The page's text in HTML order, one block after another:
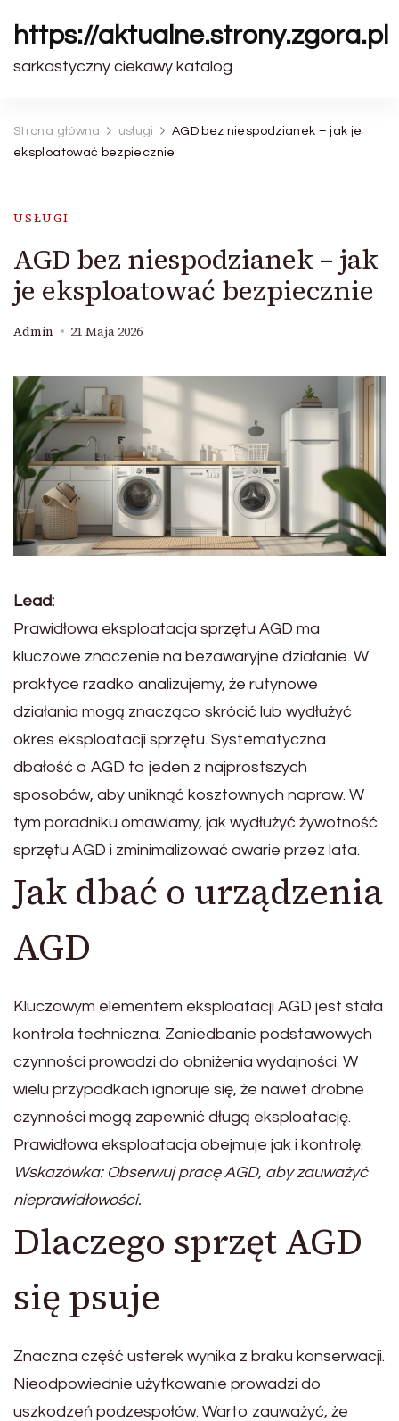
https://aktualne.strony.zgora.pl
sarkastyczny ciekawy katalog
Strona główna usługi
AGD bez niespodzianek – jak je
eksploatować bezpiecznie
USŁUGI
AGD bez niespodzianek – jak
je eksploatować bezpiecznie
Admin 21 Maja 2026
Lead:
Prawidłowa eksploatacja sprzętu AGD ma
kluczowe znaczenie na bezawaryjne działanie. W
praktyce rzadko analizujemy, że rutynowe
działania mogą znacząco skrócić lub wydłużyć
okres eksploatacji sprzętu. Systematyczna
dbałość o AGD to jeden z najprostszych
sposobów, aby uniknąć kosztownych napraw. W
tym poradniku omawiamy, jak wydłużyć żywotność
sprzętu AGD i zminimalizować awarie przez lata.
Jak dbać o urządzenia
AGD
Kluczowym elementem eksploatacji AGD jest stała
kontrola techniczna. Zaniedbanie podstawowych
czynności prowadzi do obniżenia wydajności. W
wielu przypadkach ignoruje się, że nawet drobne
czynności mogą zapewnić długą eksploatację.
Prawidłowa eksploatacja obejmuje jak i kontrolę.
Wskazówka: Obserwuj pracę AGD, aby zauważyć
nieprawidłowości.
Dlaczego sprzęt AGD
się psuje
Znaczna część usterek wynika z braku konserwacji.
Nieodpowiednie użytkowanie prowadzi do
uszkodzeń podzespołów. Warto zauważyć, że